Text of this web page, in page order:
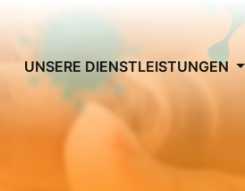
UNSERE DIENSTLEISTUNGEN